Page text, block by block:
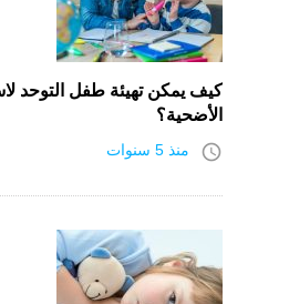
كيف يمكن تهيئة طفل التوحد
الأضحية؟
access_time منذ 5 سنوات